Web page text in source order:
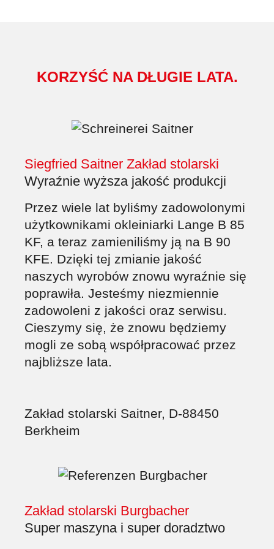
KORZYŚĆ NA DŁUGIE LATA.
Siegfried Saitner Zakład stolarski
Wyraźnie wyższa jakość produkcji
Przez wiele lat byliśmy zadowolonymi
użytkownikami okleiniarki Lange B 85
KF, a teraz zamieniliśmy ją na B 90
KFE. Dzięki tej zmianie jakość
naszych wyrobów znowu wyraźnie się
poprawiła. Jesteśmy niezmiennie
zadowoleni z jakości oraz serwisu.
Cieszymy się, że znowu będziemy
mogli ze sobą współpracować przez
najbliższe lata.
Zakład stolarski Saitner, D-88450
Berkheim
Zakład stolarski Burgbacher
Super maszyna i super doradztwo